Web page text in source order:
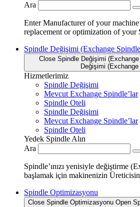
Ara
Enter Manufacturer of your
replacement or optimization of your
Spindle Değişimi (Exchange
Close Spindle Değişimi
Değişimi
Hizmetlerimiz
Spindle Değişimi
Mevcut Exchange Spindle’lar
Spindle Oteli
Spindle Değişimi
Mevcut Exchange Spindle’lar
Spindle Oteli
Yedek Spindle Alın
Ara
Spindle’ınızı yenisiyle değiştirme
başlamak için makinenizin
Spindle Optimizasyonu
Close Spindle Optimizasyonu Open